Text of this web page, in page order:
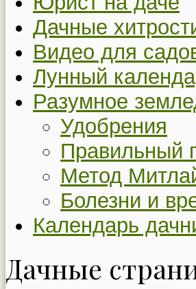
Дачные
Видео для
Лунный
Разумное
Удобрения
Правильный
Метод
Болезни и
Календарь
Дачные